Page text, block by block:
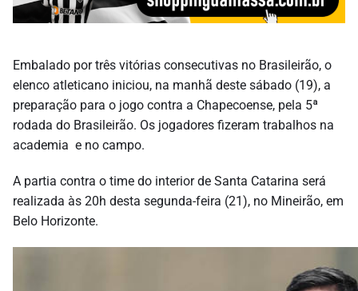
Embalado por três vitórias consecutivas no Brasileirão, o
elenco atleticano iniciou, na manhã deste sábado (19), a
preparação para o jogo contra a Chapecoense, pela 5ª
rodada do Brasileirão. Os jogadores fizeram trabalhos na
academia e no campo.
A partia contra o time do interior de Santa Catarina será
realizada às 20h desta segunda-feira (21), no Mineirão, em
Belo Horizonte.